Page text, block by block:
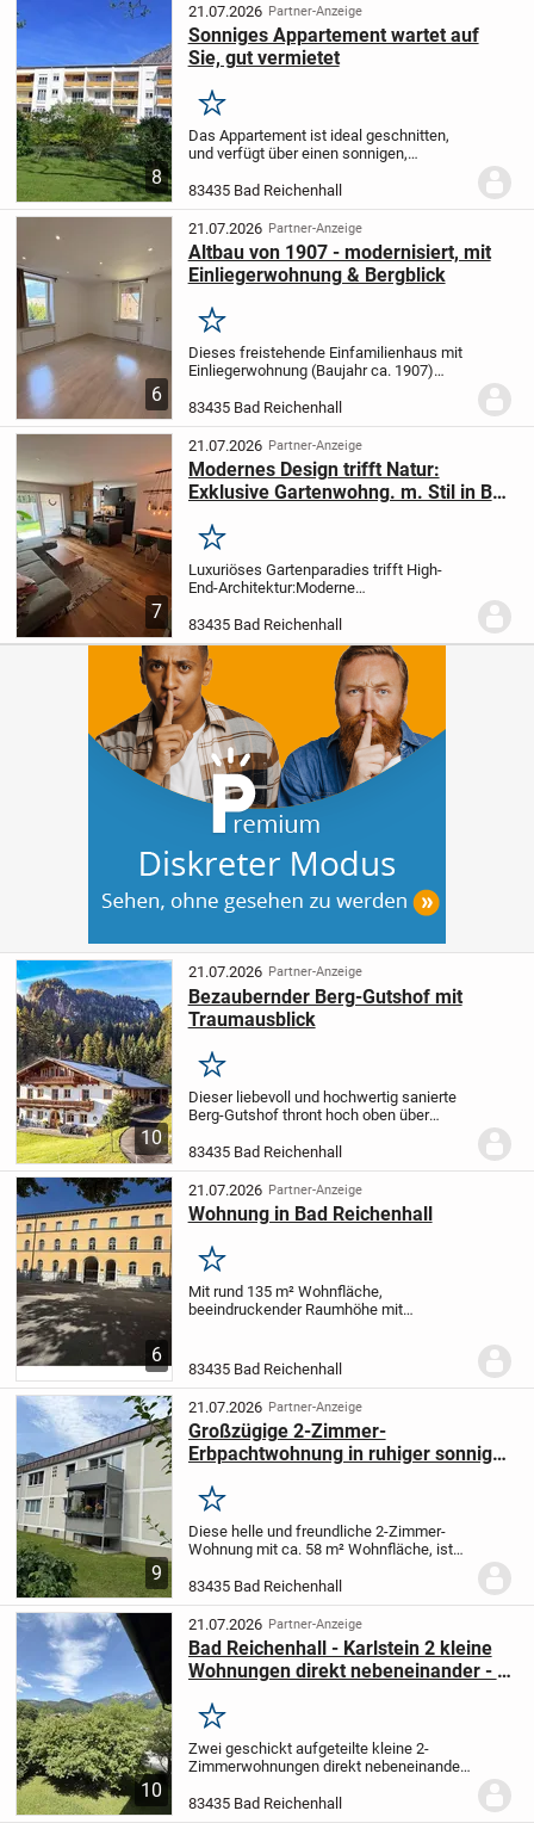
einem gepflegten Mehrfamilienhaus mit
nur...
8
21.07.2026 Partner-Anzeige
Sonniges Appartement wartet auf
Sie, gut vermietet
Merken
Das Appartement ist ideal geschnitten,
und verfügt über einen sonnigen,
ausgerichtet ist. Vom Eingangsbereich
mit kleiner Diele erreichen sie das
Badezimmer und den...
83435 Bad Reichenhall
6
21.07.2026 Partner-Anzeige
Altbau von 1907 - modernisiert, mit
Einliegerwohnung & Bergblick
Merken
Dieses freistehende Einfamilienhaus mit
Einliegerwohnung (Baujahr ca. 1907)
einer in den vergangenen Jahren
erneuerten Haustechnik. Zwischen 2018
und 2023 wurde...
83435 Bad Reichenhall
7
21.07.2026 Partner-Anzeige
Modernes Design trifft Natur:
Exklusive Gartenwohng. m. Stil in Bad
Merken
Luxuriöses Gartenparadies trifft High-
End-Architektur:Moderne
EffektWillkommen in Ihrem neuen
Traumzuhause! Diese außergewöhnliche,
aufwendig gestaltete
Terrassenwohnung...
83435 Bad Reichenhall
10
21.07.2026 Partner-Anzeige
Bezaubernder Berg-Gutshof mit
Traumausblick
Merken
Dieser liebevoll und hochwertig sanierte
Berg-Gutshof thront hoch oben über
km von Bad Reichenhall entfernt. Auf
900m lebt es sich über den Dingen!
Ruhiges...
83435 Bad Reichenhall
6
21.07.2026 Partner-Anzeige
Wohnung in Bad Reichenhall
Merken
Mit rund 135 m² Wohnfläche,
beeindruckender Raumhöhe mit
perfekte Symbiose zum Wohnen im
83435 Bad Reichenhall
9
21.07.2026 Partner-Anzeige
Großzügige 2-Zimmer-
Erbpachtwohnung in ruhiger sonniger
Merken
Diese helle und freundliche 2-Zimmer-
Wohnung mit ca. 58 m² Wohnfläche, ist
im 1.OG einer Wohnanlage, die Anfang
der sechziger Jahre in Kirchberg erbaut...
83435 Bad Reichenhall
10
21.07.2026 Partner-Anzeige
Bad Reichenhall - Karlstein 2 kleine
Wohnungen direkt nebeneinander - 2
Merken
Zwei geschickt aufgeteilte kleine 2-
Zimmerwohnungen direkt nebeneinander
Nutzungsmöglichkeiten als Anlage oder
83435 Bad Reichenhall